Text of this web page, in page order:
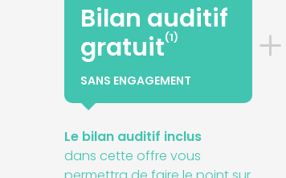
Bilan auditif
gratuit(1)
SANS ENGAGEMENT
Le bilan auditif inclus
dans cette offre vous